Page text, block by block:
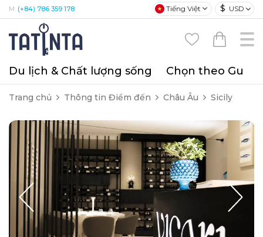
M: (+84) 786 359 178 Tiếng Việt $ USD
Du lịch & Chất lượng sống Chọn theo Gu
Trang chủ Thông tin Điểm đến Châu Âu Sicily